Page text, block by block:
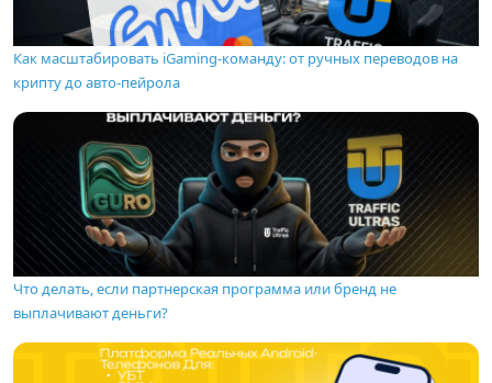
Как масштабировать iGaming-команду: от ручных переводов на
крипту до авто-пейрола
Что делать, если партнерская программа или бренд не
выплачивают деньги?